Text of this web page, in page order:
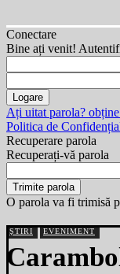
Conectare
Bine ați venit!
Ați uitat parola?
Politica de
Recuperare parola
Recuperați-vă parola
O parola va fi trimisă
ȘTIRI EVENIMENT